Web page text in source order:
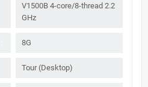
V1500B 4-core/8-thread 2.2
GHz
8G
Tour (Desktop)